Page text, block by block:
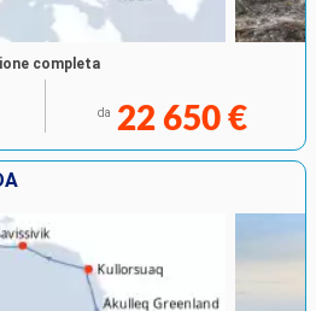
completa
da 22 650 €